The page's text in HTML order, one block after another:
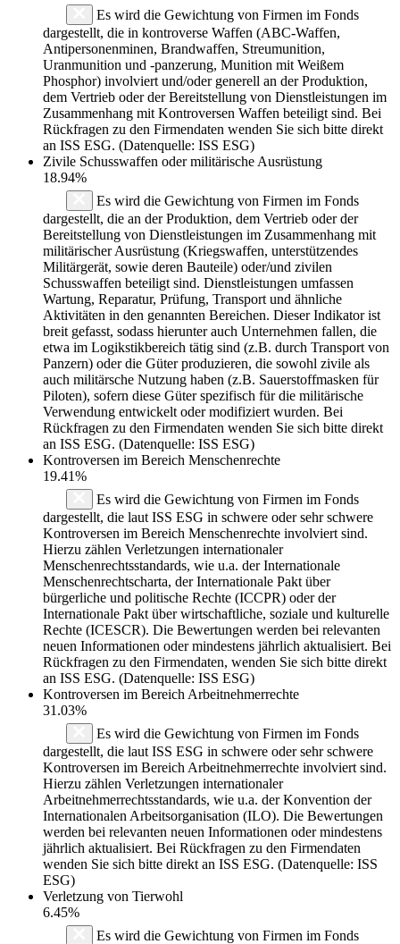
Es wird die Gewichtung von Firmen im Fonds
dargestellt, die in kontroverse Waffen (ABC-Waffen,
Antipersonenminen, Brandwaffen, Streumunition,
Uranmunition und -panzerung, Munition mit Weißem
Phosphor) involviert und/oder generell an der Produktion,
dem Vertrieb oder der Bereitstellung von Dienstleistungen im
Zusammenhang mit Kontroversen Waffen beteiligt sind. Bei
Rückfragen zu den Firmendaten wenden Sie sich bitte direkt
an ISS ESG. (Datenquelle: ISS ESG)
Zivile Schusswaffen oder militärische Ausrüstung
18.94%
Es wird die Gewichtung von Firmen im Fonds
dargestellt, die an der Produktion, dem Vertrieb oder der
Bereitstellung von Dienstleistungen im Zusammenhang mit
militärischer Ausrüstung (Kriegswaffen, unterstützendes
Militärgerät, sowie deren Bauteile) oder/und zivilen
Schusswaffen beteiligt sind. Dienstleistungen umfassen
Wartung, Reparatur, Prüfung, Transport und ähnliche
Aktivitäten in den genannten Bereichen. Dieser Indikator ist
breit gefasst, sodass hierunter auch Unternehmen fallen, die
etwa im Logikstikbereich tätig sind (z.B. durch Transport von
Panzern) oder die Güter produzieren, die sowohl zivile als
auch militärsche Nutzung haben (z.B. Sauerstoffmasken für
Piloten), sofern diese Güter spezifisch für die militärische
Verwendung entwickelt oder modifiziert wurden. Bei
Rückfragen zu den Firmendaten wenden Sie sich bitte direkt
an ISS ESG. (Datenquelle: ISS ESG)
Kontroversen im Bereich Menschenrechte
19.41%
Es wird die Gewichtung von Firmen im Fonds
dargestellt, die laut ISS ESG in schwere oder sehr schwere
Kontroversen im Bereich Menschenrechte involviert sind.
Hierzu zählen Verletzungen internationaler
Menschenrechtsstandards, wie u.a. der Internationale
Menschenrechtscharta, der Internationale Pakt über
bürgerliche und politische Rechte (ICCPR) oder der
Internationale Pakt über wirtschaftliche, soziale und kulturelle
Rechte (ICESCR). Die Bewertungen werden bei relevanten
neuen Informationen oder mindestens jährlich aktualisiert. Bei
Rückfragen zu den Firmendaten, wenden Sie sich bitte direkt
an ISS ESG. (Datenquelle: ISS ESG)
Kontroversen im Bereich Arbeitnehmerrechte
31.03%
Es wird die Gewichtung von Firmen im Fonds
dargestellt, die laut ISS ESG in schwere oder sehr schwere
Kontroversen im Bereich Arbeitnehmerrechte involviert sind.
Hierzu zählen Verletzungen internationaler
Arbeitnehmerrechtsstandards, wie u.a. der Konvention der
Internationalen Arbeitsorganisation (ILO). Die Bewertungen
werden bei relevanten neuen Informationen oder mindestens
jährlich aktualisiert. Bei Rückfragen zu den Firmendaten
wenden Sie sich bitte direkt an ISS ESG. (Datenquelle: ISS
ESG)
Verletzung von Tierwohl
6.45%
Es wird die Gewichtung von Firmen im Fonds